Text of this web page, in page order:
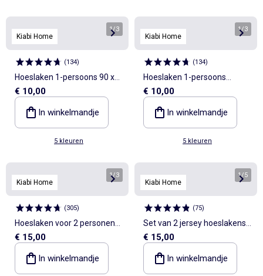
Kiabi Home
1/3
(134)
Hoeslaken 1-persoons 90 x
190 cm van katoen - Kiabi
Home
€ 10,00
In winkelmandje
5 kleuren
Kiabi Home
1/3
(134)
Hoeslaken 1-persoons
90x190 van katoen - Kiabi
Home
€ 10,00
In winkelmandje
5 kleuren
Kiabi Home
1/3
(305)
Hoeslaken voor 2 personen
160 x 200 cm van katoen -
Kiabi Home
€ 15,00
In winkelmandje
Kiabi Home
1/5
(75)
Set van 2 jersey hoeslakens
voor baby (70x140) - Kiabi
Home
€ 15,00
In winkelmandje